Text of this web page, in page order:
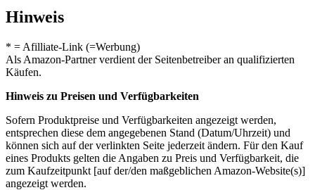
Hinweis
* = Afilliate-Link (=Werbung)
Als Amazon-Partner verdient der Seitenbetreiber an qualifizierten
Käufen.
Hinweis zu Preisen und Verfügbarkeiten
Sofern Produktpreise und Verfügbarkeiten angezeigt werden,
entsprechen diese dem angegebenen Stand (Datum/Uhrzeit) und
können sich auf der verlinkten Seite jederzeit ändern. Für den Kauf
eines Produkts gelten die Angaben zu Preis und Verfügbarkeit, die
zum Kaufzeitpunkt [auf der/den maßgeblichen Amazon-Website(s)]
angezeigt werden.